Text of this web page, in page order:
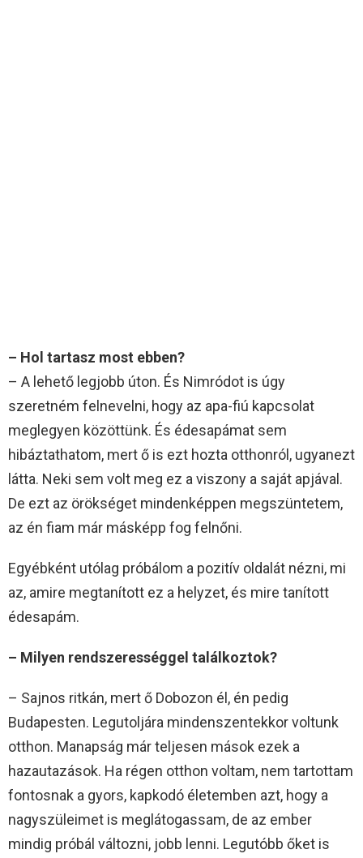
– Hol tartasz most ebben?
– A lehető legjobb úton. És Nimródot is úgy
szeretném felnevelni, hogy az apa-fiú kapcsolat
meglegyen közöttünk. És édesapámat sem
hibáztathatom, mert ő is ezt hozta otthonról, ugyanezt
látta. Neki sem volt meg ez a viszony a saját apjával.
De ezt az örökséget mindenképpen megszüntetem,
az én fiam már másképp fog felnőni.
Egyébként utólag próbálom a pozitív oldalát nézni, mi
az, amire megtanított ez a helyzet, és mire tanított
édesapám.
– Milyen rendszerességgel találkoztok?
– Sajnos ritkán, mert ő Dobozon él, én pedig
Budapesten. Legutoljára mindenszentekkor voltunk
otthon. Manapság már teljesen mások ezek a
hazautazások. Ha régen otthon voltam, nem tartottam
fontosnak a gyors, kapkodó életemben azt, hogy a
nagyszüleimet is meglátogassam, de az ember
mindig próbál változni, jobb lenni. Legutóbb őket is